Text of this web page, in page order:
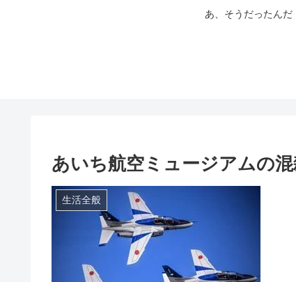
あ、そうだったんだ
あいち航空ミュージアムの
生活全般